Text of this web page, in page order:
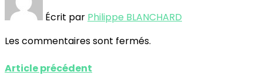
Écrit par Philippe BLANCHARD
Les commentaires sont fermés.
Article précédent